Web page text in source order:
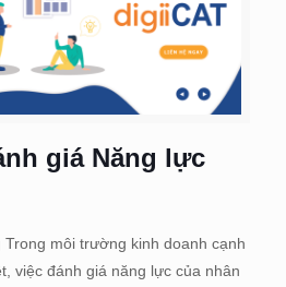
giá Năng lực
Trong môi trường kinh doanh cạnh
việc đánh giá năng lực của nhân